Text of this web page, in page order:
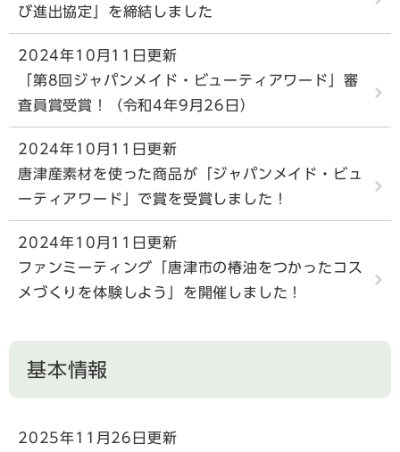
び進出協定」を締結しました
2024年10月11日更新
「第8回ジャパンメイド・ビューティアワード」審
査員賞受賞！（令和4年9月26日）
2024年10月11日更新
唐津産素材を使った商品が「ジャパンメイド・ビュ
ーティアワード」で賞を受賞しました！
2024年10月11日更新
ファンミーティング「唐津市の椿油をつかったコス
メづくりを体験しよう」を開催しました！
基本情報
2025年11月26日更新